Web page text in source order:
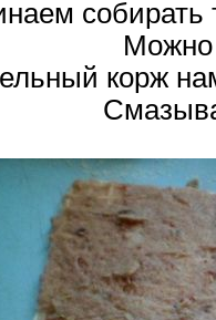
собирать
корж